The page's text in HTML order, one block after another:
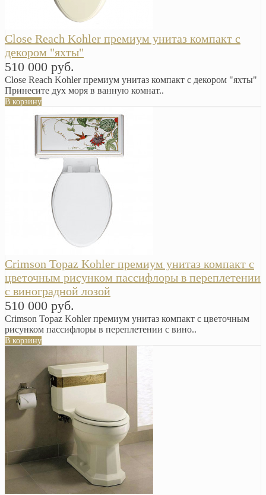
Close Reach Kohler премиум унитаз компакт с
декором "яхты"
510 000 руб.
Close Reach Kohler премиум унитаз компакт с декором "яхты"
Принесите дух моря в ванную комнат..
В корзину
Crimson Topaz Kohler премиум унитаз компакт с
цветочным рисунком пассифлоры в переплетении
с виноградной лозой
510 000 руб.
Crimson Topaz Kohler премиум унитаз компакт с цветочным
рисунком пассифлоры в переплетении с вино..
В корзину